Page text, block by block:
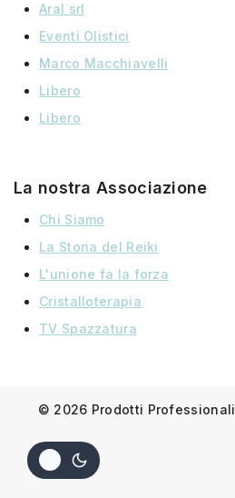
Aral srl
Eventi Olistici
Marco Macchiavelli
Libero
Libero
La nostra Associazione
Chi Siamo
La Storia del Reiki
L'unione fa la forza
Cristalloterapia
TV Spazzatura
© 2026 Prodotti Professionali